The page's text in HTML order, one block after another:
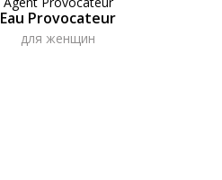
Eau Provocateur
для женщин